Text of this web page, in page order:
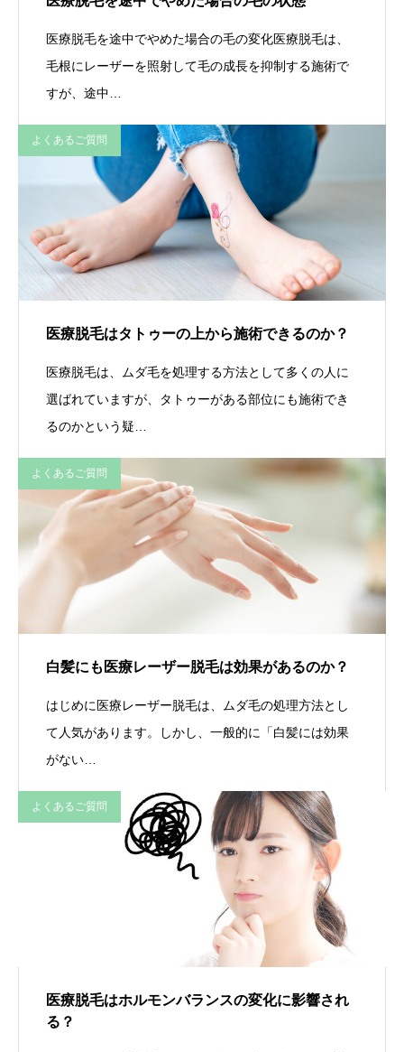
医療脱毛を途中でやめた場合の毛の変化医療脱毛は、
毛根にレーザーを照射して毛の成長を抑制する施術で
すが、途中…
よくあるご質問
医療脱毛はタトゥーの上から施術できるのか？
医療脱毛は、ムダ毛を処理する方法として多くの人に
選ばれていますが、タトゥーがある部位にも施術でき
るのかという疑…
よくあるご質問
白髪にも医療レーザー脱毛は効果があるのか？
はじめに医療レーザー脱毛は、ムダ毛の処理方法とし
て人気があります。しかし、一般的に「白髪には効果
がない…
よくあるご質問
医療脱毛はホルモンバランスの変化に影響され
る？